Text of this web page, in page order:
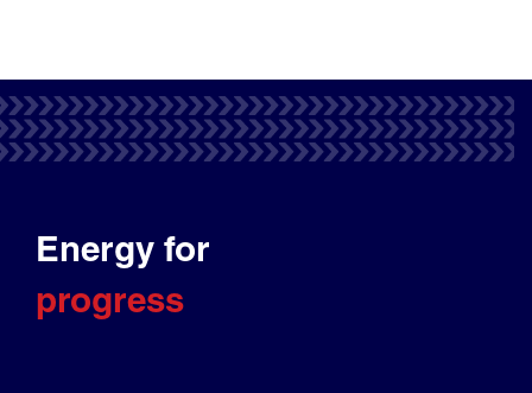
Energy for
progress